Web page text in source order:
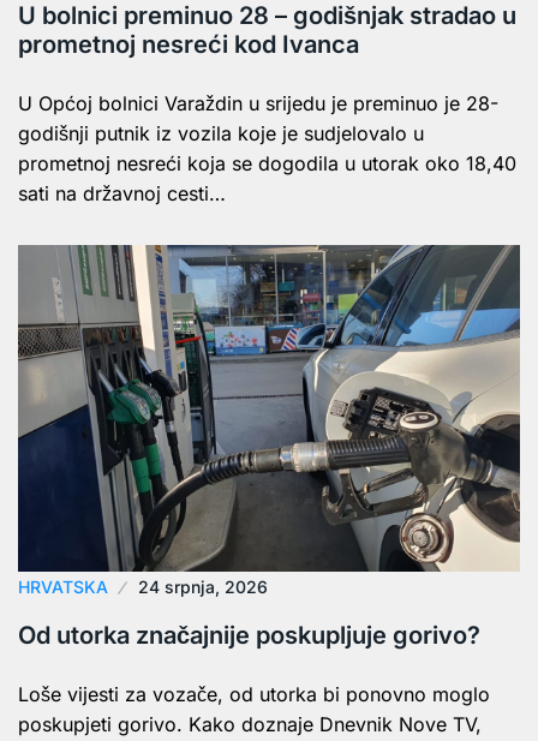
U bolnici preminuo 28 – godišnjak stradao u
prometnoj nesreći kod Ivanca
U Općoj bolnici Varaždin u srijedu je preminuo je 28-
godišnji putnik iz vozila koje je sudjelovalo u
prometnoj nesreći koja se dogodila u utorak oko 18,40
sati na državnoj cesti…
HRVATSKA 24 srpnja, 2026
Od utorka značajnije poskupljuje gorivo?
Loše vijesti za vozače, od utorka bi ponovno moglo
poskupjeti gorivo. Kako doznaje Dnevnik Nove TV,